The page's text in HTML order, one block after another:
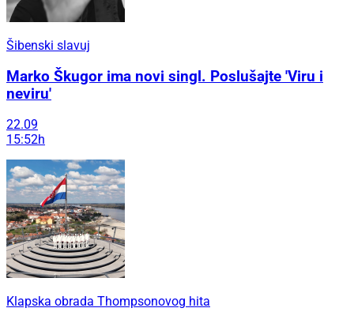
Šibenski slavuj
Marko Škugor ima novi singl. Poslušajte 'Viru i
neviru'
22.09
15:52h
Klapska obrada Thompsonovog hita